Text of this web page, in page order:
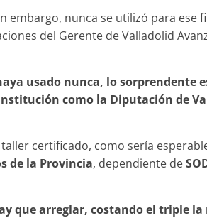
embargo, nunca se utilizó para ese
del Gerente de Valladolid
usado nunca, lo sorprendente
como la Diputación de
certificado, como sería
de la Provincia, dependiente de
que arreglar, costando el triple